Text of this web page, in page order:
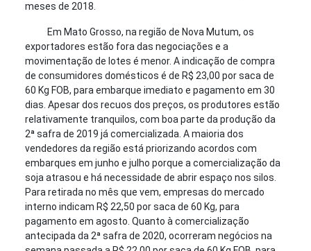
meses de 2018.
Em Mato Grosso, na região de Nova Mutum, os
exportadores estão fora das negociações e a
movimentação de lotes é menor. A indicação de compra
de consumidores domésticos é de R$ 23,00 por saca de
60 Kg FOB, para embarque imediato e pagamento em 30
dias. Apesar dos recuos dos preços, os produtores estão
relativamente tranquilos, com boa parte da produção da
2ª safra de 2019 já comercializada. A maioria dos
vendedores da região está priorizando acordos com
embarques em junho e julho porque a comercialização da
soja atrasou e há necessidade de abrir espaço nos silos.
Para retirada no mês que vem, empresas do mercado
interno indicam R$ 22,50 por saca de 60 Kg, para
pagamento em agosto. Quanto à comercialização
antecipada da 2ª safra de 2020, ocorreram negócios na